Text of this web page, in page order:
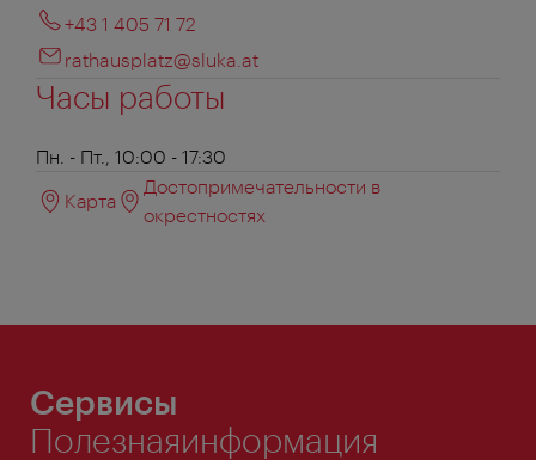
+43 1 405 71 72
rathausplatz@sluka.at
Часы работы
Пн. - Пт., 10:00 - 17:30
Карта
Достопримечательности в
окрестностях
Сервисы
Полезнаяинформация